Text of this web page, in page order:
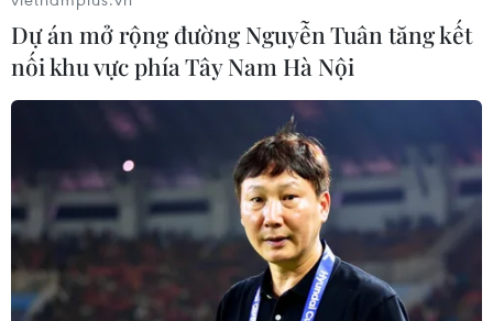
Dự án mở rộng đường Nguyễn Tuân tăng kết
nối khu vực phía Tây Nam Hà Nội